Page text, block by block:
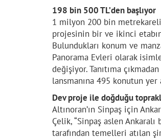
198 bin 500 TL’den başlıyor
1 milyon 200 bin
projesinin bir ve ikinci
Bulundukları konum ve
Panorama Evleri olarak
değişiyor. Tanıtıma
lansmanına 495 konutun
Dev proje ile doğduğu
Altınoran’ın Sinpaş için
Çelik, “Sinpaş aslen
tarafından temelleri atılan